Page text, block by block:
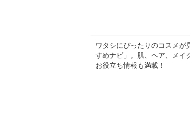
ワタシにぴったりのコスメ
すめナビ」。肌、ヘア、メイ
お役立ち情報も満載！